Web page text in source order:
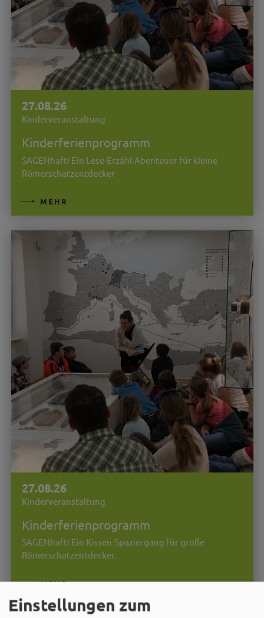
27.08.26
Kinderveranstaltung
Kinderferienprogramm
SAGENhaft! Ein Lese-Erzähl-Abenteuer für kleine
Römerschatzentdecker
MEHR
27.08.26
Kinderveranstaltung
Kinderferienprogramm
SAGENhaft! Ein Kissen-Spaziergang für große
Römerschatzentdecker.
MEHR
Einstellungen zum